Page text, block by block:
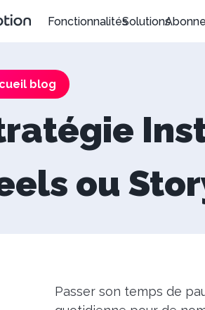
FonctionnalitésSolutions
blog
ou
Passer son temps de